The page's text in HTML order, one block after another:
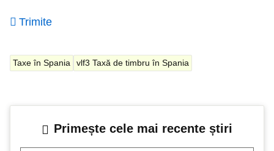
Trimite
Taxe în Spania vlf3 Taxă de timbru în Spania
Primește cele mai recente știri